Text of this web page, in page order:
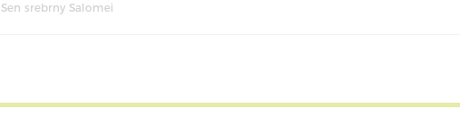
Sen srebrny Salomei